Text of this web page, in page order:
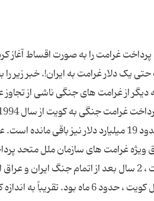
غرامت را به صورت اقساط آغاز
حتی یک دلار غرامت به ایران!. خبر زیر
از غرامت های جنگی ناشی از
کشور تاکنون33 میلیارد و 300 میلیون دلار غرامت جنگی دریافت کرده و حدود 19
ویژه غرامت های سازمان ملل متحد
(فرانس پرس) پلاک خودروهای کویتی در دوران اشغال حمله عراق به کویت ، 2 سال بعد
تحمیلی عراق علیه ایران ، 8 سال به درازا کشید ولی کل زمان جنگ و اشغال